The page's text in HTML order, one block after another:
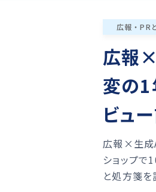
広報・PR
広報×
変の1
ビュ
広報×生成
ショップ
と処方箋を